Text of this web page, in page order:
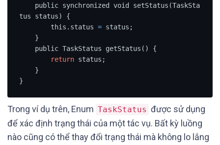
tus status) {
        this.status
= status;
return status;
}
Trong ví dụ trên, Enum TaskStatus được sử dụng
để xác định trạng thái của một tác vụ. Bất kỳ luồng
nào cũng có thể thay đổi trạng thái mà không lo lắng